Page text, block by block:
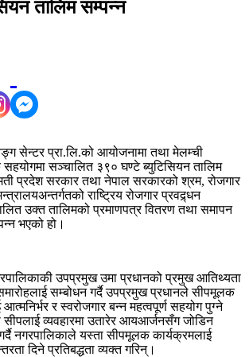
तालिम सम्पन्न
सेन्टर प्रा.लि.को आयोजनामा तथा मेलम्ची
सञ्चालित ३९० घण्टे ब्युटिसियन तालिम
प्रदेश सरकार तथा नेपाल सरकारको श्रम, रोजगार
राष्ट्रिय रोजगार प्रवद्र्धन
उक्त तालिमको प्रमाणपत्र वितरण तथा समापन
भएको हो।
उपप्रमुख उमा प्रधानको प्रमुख आतिथ्यता
सम्बोधन गर्दै उपप्रमुख प्रधानले सीपमूलक
र स्वरोजगार बन्न महत्वपूर्ण सहयोग पुग्ने
व्यवहारमा उतारेर आयआर्जनसँग जोडिन
गर्दै नगरपालिकाले यस्ता सीपमूलक कार्यक्रमलाई
दिने प्रतिबद्धता व्यक्त गरिन्।